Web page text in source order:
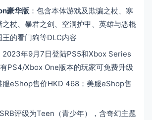
豪华版 ：包含本体游戏及欺骗之杖、寒
之杖、暴君之剑、空洞护甲、英雄与恶棍
的看门狗等DLC内容
2023年9月7日登陆PS5和Xbox Series
PS4/Xbox One版本的玩家可免费升级
服eShop售价HKD 468；美服eShop售
评级为Teen（青少年），含奇幻主题